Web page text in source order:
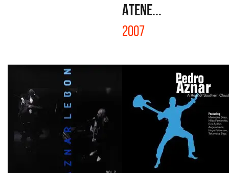
ATENE...
2007